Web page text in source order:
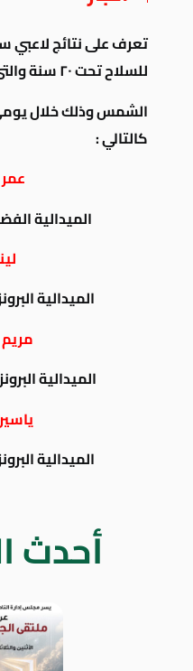
للسلاح تحت ٢٠ سنة والتى أقيمت بنادي
كالتالي :
الميدالية
الميدالية
الميدالية
الميدالية
أحدث